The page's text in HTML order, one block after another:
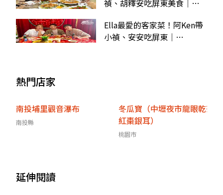
禎、胡釋安吃屏東美食｜
Ella最愛的客家菜！阿Ken帶
小禎、安安吃屏東｜
熱門店家
南投埔里觀音瀑布
南投縣
冬瓜寶（中壢夜市龍眼乾茶
紅棗銀耳）
桃園市
延伸閱讀